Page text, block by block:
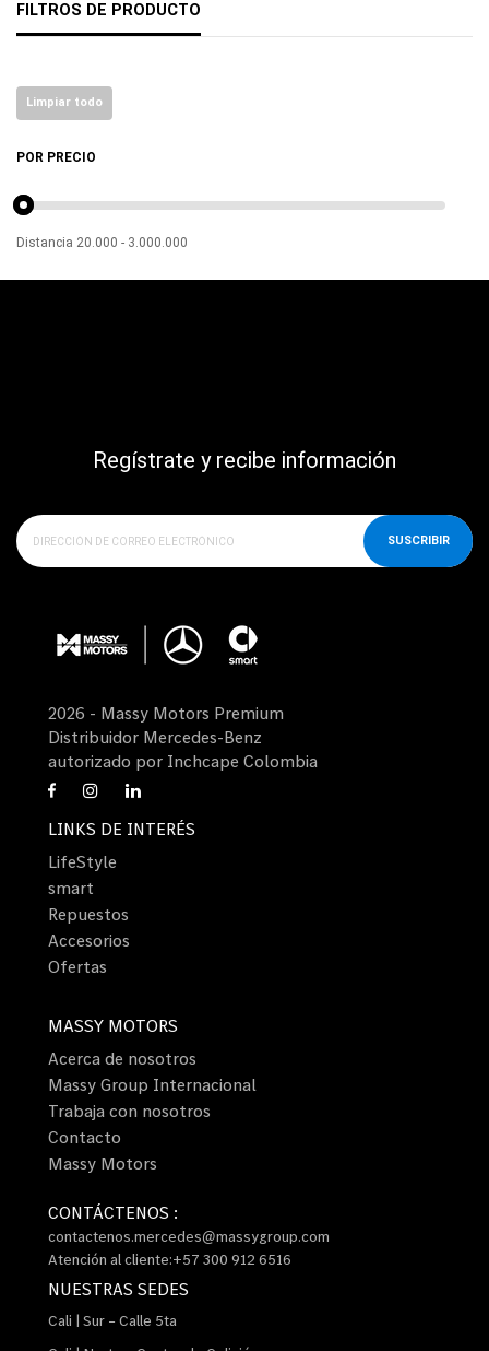
FILTROS DE PRODUCTO
Limpiar todo
POR PRECIO
Distancia 20.000 - 3.000.000
Regístrate y recibe información
SUSCRIBIR
2026 - Massy Motors Premium
Distribuidor Mercedes-Benz
autorizado por Inchcape Colombia
LINKS DE INTERÉS
LifeStyle
smart
Repuestos
Accesorios
Ofertas
MASSY MOTORS
Acerca de nosotros
Massy Group Internacional
Trabaja con nosotros
Contacto
Massy Motors
CONTÁCTENOS :
contactenos.mercedes@massygroup.com
Atención al cliente:+57 300 912 6516
NUESTRAS SEDES
Cali | Sur – Calle 5ta